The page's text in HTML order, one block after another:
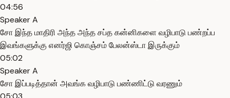
04:56
Speaker A
சோ இந்த மாதிரி அந்த அந்த சப்த கன்னிகளை வழிபாடு பண்றப்ப
இவங்களுக்கு எனர்ஜி கொஞ்சம் பேலன்ஸ்டா இருக்கும்
05:02
Speaker A
சோ இப்படித்தான் அவங்க வழிபாடு பண்ணிட்டு வரணும்